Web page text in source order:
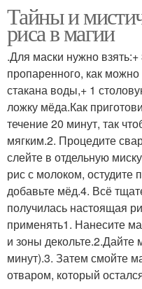
Тайны и
риса в магии
.Для маски нужно
пропаренного, как
стакана воды,+ 1
ложку мёда.Как
течение 20 минут, так
мягким.2. Процедите
слейте в отдельную
рис с молоком, остудите
добавьте мёд.4. Всё
получилась настоящая
применять1. Нанесите
и зоны декольте.2.Дайте
минут).3. Затем смойте
отваром, который